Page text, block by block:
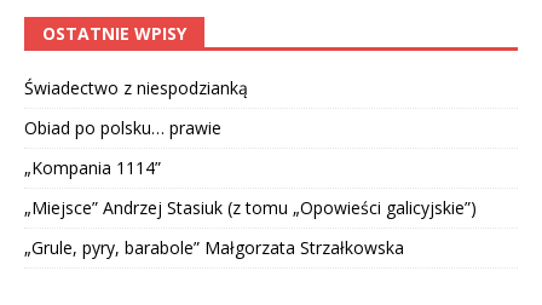
OSTATNIE WPISY
Świadectwo z niespodzianką
Obiad po polsku… prawie
„Kompania 1114”
„Miejsce” Andrzej Stasiuk (z tomu „Opowieści galicyjskie”)
„Grule, pyry, barabole” Małgorzata Strzałkowska